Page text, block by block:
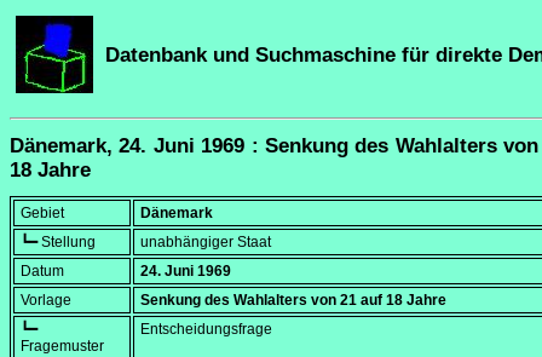
Datenbank und Suchmaschine für direkte
Dänemark, 24. Juni 1969 : Senkung des Wahlalters
18 Jahre
Gebiet
Dänemark
┗━ Stellung
unabhängiger Staat
Datum
24. Juni 1969
Vorlage
Senkung des Wahlalters von 21 auf 18 Jahre
┗━
Fragemuster
Entscheidungsfrage